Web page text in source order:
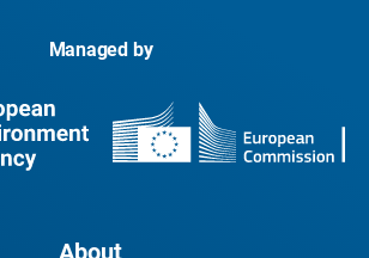
Managed by
About